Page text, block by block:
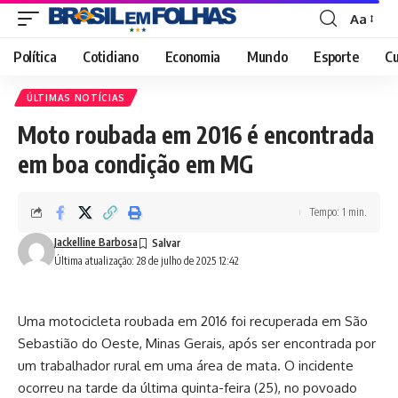
Font
Resizer
Aa
Política Cotidiano Economia Mundo Esporte
ÚLTIMAS NOTÍCIAS
Moto roubada em 2016 é encontrada
em boa condição em MG
Última atualização: 28 de julho de 2025 12:42
Jackelline Barbosa
Tempo: 1 min.
Uma motocicleta roubada em 2016 foi recuperada em São
Sebastião do Oeste, Minas Gerais, após ser encontrada por
um trabalhador rural em uma área de mata. O incidente
ocorreu na tarde da última quinta-feira (25), no povoado